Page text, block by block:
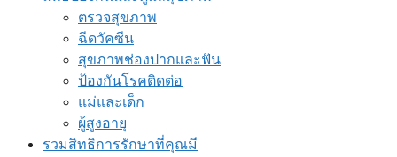
ตรวจสุขภาพ
ฉีดวัคซีน
สุขภาพช่องปากและฟัน
ป้องกันโรคติดต่อ
แม่และเด็ก
ผู้สูงอายุ
รวมสิทธิการรักษาที่คุณมี